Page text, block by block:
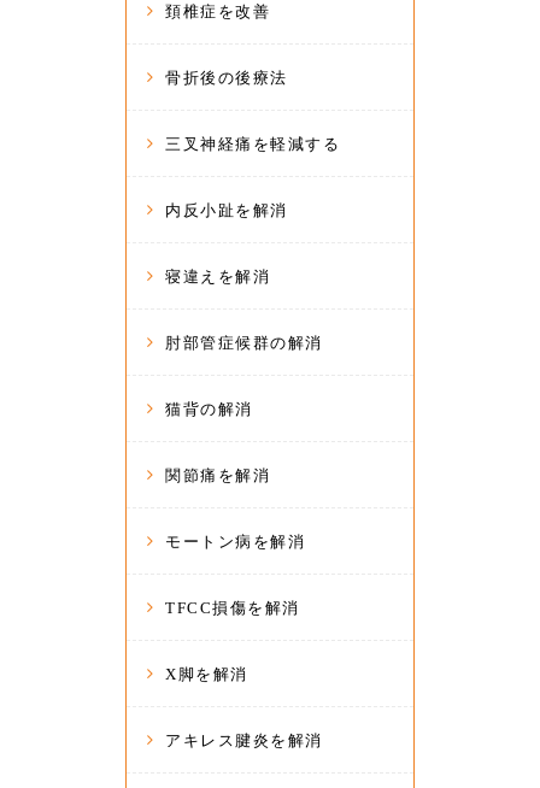
頚椎症を改善
骨折後の後療法
三叉神経痛を軽減する
内反小趾を解消
寝違えを解消
肘部管症候群の解消
猫背の解消
関節痛を解消
モートン病を解消
TFCC損傷を解消
X脚を解消
アキレス腱炎を解消